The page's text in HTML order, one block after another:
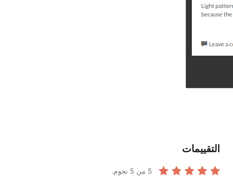
التقييمات
5 من 5 نجوم.